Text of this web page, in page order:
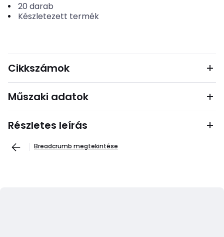
20 darab
Készletezett termék
Cikkszámok
Műszaki adatok
Részletes leírás
Breadcrumb megtekintése